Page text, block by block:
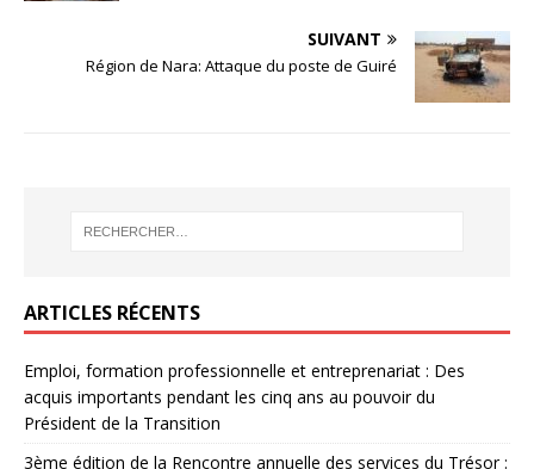
SUIVANT
Région de Nara: Attaque du poste de Guiré
ARTICLES RÉCENTS
Emploi, formation professionnelle et entreprenariat : Des
acquis importants pendant les cinq ans au pouvoir du
Président de la Transition
3ème édition de la Rencontre annuelle des services du Trésor :